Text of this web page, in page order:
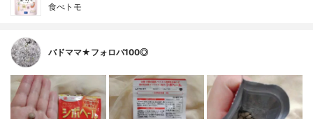
食べトモ
バドママ★フォロバ100◎